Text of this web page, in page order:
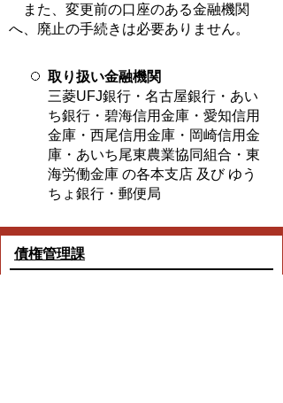
また、変更前の口座のある金融機関
へ、廃止の手続きは必要ありません。
取り扱い金融機関
三菱UFJ銀行・名古屋銀行・あい
ち銀行・碧海信用金庫・愛知信用
金庫・西尾信用金庫・岡崎信用金
庫・あいち尾東農業協同組合・東
海労働金庫 の各本支店 及び ゆう
ちょ銀行・郵便局
債権管理課